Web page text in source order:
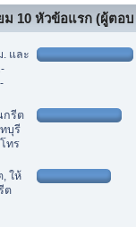
10 หัวข้อแรก (ผู้ตอบ
และ
กรีต
บุรี
ทร
ให้
ต